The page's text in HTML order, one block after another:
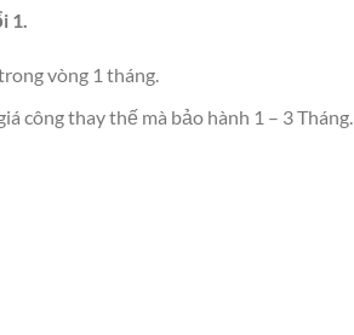
1.
vòng 1 tháng.
công thay thế mà bảo hành 1 – 3 Tháng.